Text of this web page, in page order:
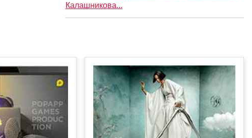
Калашникова...